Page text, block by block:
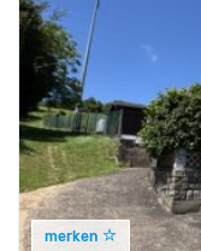
merken